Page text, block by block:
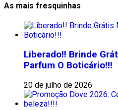
As mais fresquinhas
Liberado!! Brinde
Parfum O Boticário!!!
20 de julho de 2026